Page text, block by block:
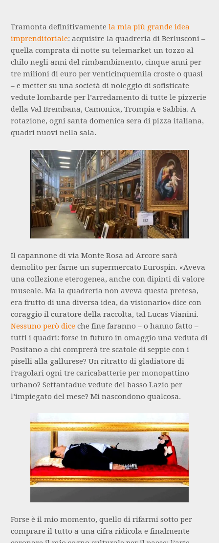
Tramonta definitivamentela mia più grande idea
imprenditoriale: acquisire la quadreria di Berlusconi –
quella comprata di notte su telemarket un tozzo al
chilo negli anni del rimbambimento, cinque anni per
tre milioni di euro per venticinquemila croste o quasi
– e metter su una società di noleggio di sofisticate
vedute lombarde per l’arredamento di tutte le pizzerie
della Val Brembana, Camonica, Trompia e Sabbia. A
rotazione, ogni santa domenica sera di pizza italiana,
quadri nuovi nella sala.
Il capannone di via Monte Rosa ad Arcore sarà
demolito per farne un supermercato Eurospin. «Aveva
una collezione eterogenea, anche con dipinti di valore
museale. Ma la quadreria non aveva questa pretesa,
era frutto di una diversa idea, da visionario» dice con
coraggio il curatore della raccolta, tal Lucas Vianini.
Nessuno però dice che fine faranno – o hanno fatto –
tutti i quadri: forse in futuro in omaggio una veduta di
Positano a chi comprerà tre scatole di seppie con i
piselli alla gallurese? Un ritratto di gladiatore di
Fragolari ogni tre caricabatterie per monopattino
urbano? Settantadue vedute del basso Lazio per
l’impiegato del mese? Mi nascondono qualcosa.
Forse è il mio momento, quello di rifarmi sotto per
comprare il tutto a una cifra ridicola e finalmente